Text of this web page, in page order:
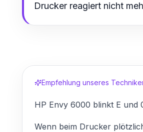
Drucker reagiert nicht
Empfehlung unseres
HP Envy 6000 blinkt E und
Wenn beim Drucker